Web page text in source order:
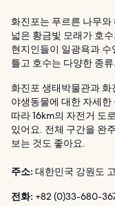
화진포는 푸르른 나무
넓은 황금빛 모래가 호
현지인들이 일광욕과
틀고 호수는 다양한 종
화진포 생태박물관과
야생동물에 대한 자세
따라 16km의 자전거 도
있어요. 전체 구간을 완
보는 것도 좋아요.
주소: 대한민국 강원도
전화: +82 (0)33-680-